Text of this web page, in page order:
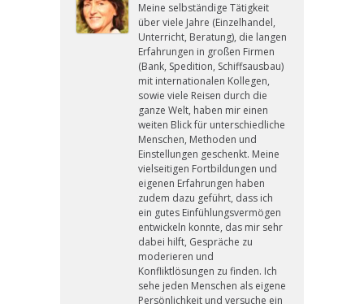
Meine selbständige Tätigkeit
über viele Jahre (Einzelhandel,
Unterricht, Beratung), die langen
Erfahrungen in großen Firmen
(Bank, Spedition, Schiffsausbau)
mit internationalen Kollegen,
sowie viele Reisen durch die
ganze Welt, haben mir einen
weiten Blick für unterschiedliche
Menschen, Methoden und
Einstellungen geschenkt. Meine
vielseitigen Fortbildungen und
eigenen Erfahrungen haben
zudem dazu geführt, dass ich
ein gutes Einfühlungsvermögen
entwickeln konnte, das mir sehr
dabei hilft, Gespräche zu
moderieren und
Konfliktlösungen zu finden. Ich
sehe jeden Menschen als eigene
Persönlichkeit und versuche ein